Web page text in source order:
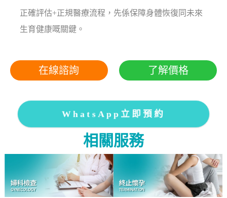
正確評估+正規醫療流程，先係保障身體恢復同未來
生育健康嘅關鍵。
在線諮詢 了解價格
WhatsApp立即預約
相關服務